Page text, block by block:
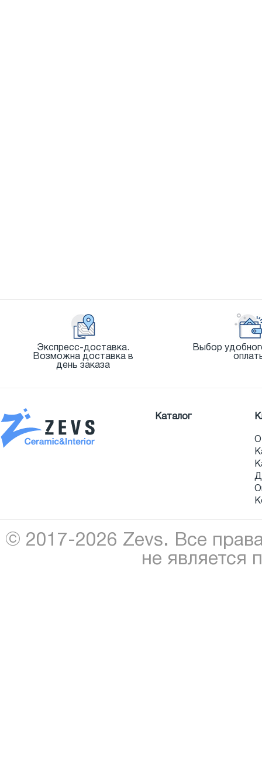
Экспресс-доставка.
Возможна доставка в
день заказа
Выбор
Каталог
О
© 2017-2026 Zevs. Все
не является